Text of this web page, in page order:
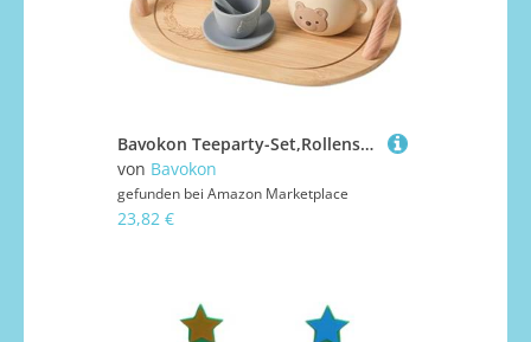
Bavokon Teeparty-Set,Rollenspiel Teeset Für Kinder | Motorik Lernspielzeug Rollenspiel Für Geburtstag Fest Weihnachten
von Bavokon
gefunden bei Amazon Marketplace
23,82 €